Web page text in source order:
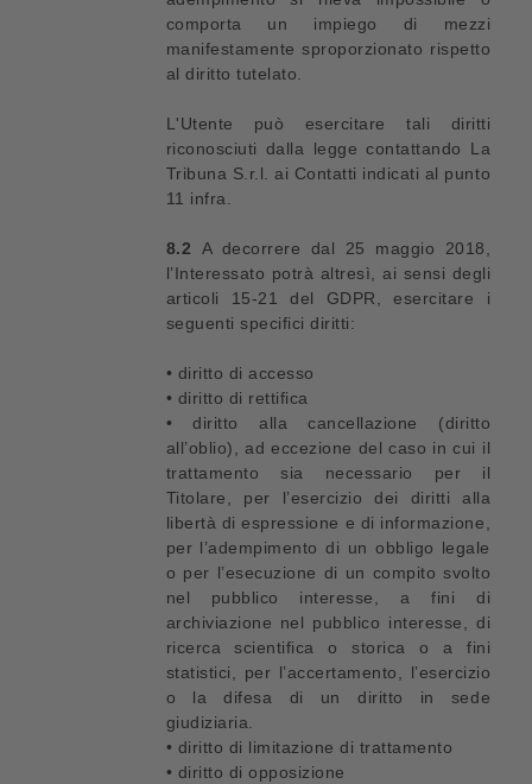
comporta un impiego di mezzi
manifestamente sproporzionato rispetto
al diritto tutelato.
L'Utente può esercitare tali diritti
riconosciuti dalla legge contattando La
Tribuna S.r.l. ai Contatti indicati al punto
11 infra.
8.2 A decorrere dal 25 maggio 2018,
l’Interessato potrà altresì, ai sensi degli
articoli 15-21 del GDPR, esercitare i
seguenti specifici diritti:
• diritto di accesso
• diritto di rettifica
• diritto alla cancellazione (diritto
all’oblio), ad eccezione del caso in cui il
trattamento sia necessario per il
Titolare, per l’esercizio dei diritti alla
libertà di espressione e di informazione,
per l’adempimento di un obbligo legale
o per l’esecuzione di un compito svolto
nel pubblico interesse, a fini di
archiviazione nel pubblico interesse, di
ricerca scientifica o storica o a fini
statistici, per l’accertamento, l’esercizio
o la difesa di un diritto in sede
giudiziaria.
• diritto di limitazione di trattamento
• diritto di opposizione